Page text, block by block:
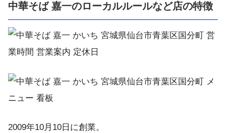
中華そば 嘉一のローカルルールなど店の特徴
2009年10月10日に創業。